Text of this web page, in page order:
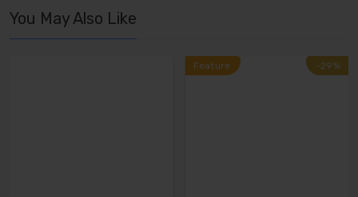
You May Also Like
Feature -29%
-29%